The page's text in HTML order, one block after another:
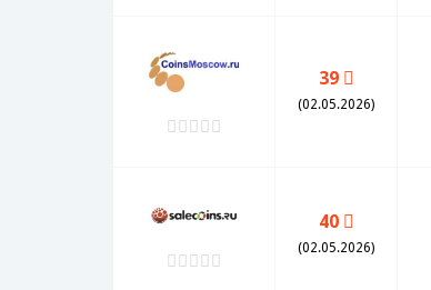
39
(02.05.2026)
40
(02.05.2026)